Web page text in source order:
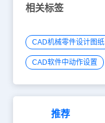
相关标签
CAD机械零件设计图纸
CAD软件中动作设置
推荐